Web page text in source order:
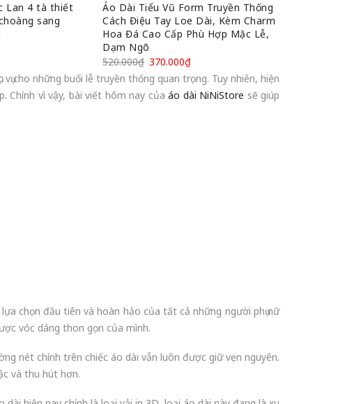
Lan 4 tà thiết
sang
Áo Dài Tiểu Vũ Form Truyền Thống
Cách Điệu Tay Loe Dài, Kèm Charm
Hoa Đá Cao Cấp Phù Hợp Mặc Lễ,
Dạm Ngõ
520.000₫ 370.000₫
cho những buổi lễ truyền thống quan trọng. Tuy nhiên, hiện
Chính vì vậy, bài viết hôm nay củaáo dài NiNiStore sẽ giúp
chọn đầu tiên và hoàn hảo của tất cả những người phụ nữ
vóc dáng thon gọn của mình.
nét chính trên chiếc áo dài vẫn luôn được giữ vẹn nguyên.
và thu hút hơn.